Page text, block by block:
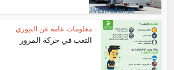
معلومات عامة عن التيوري
التعب في حركة المرور